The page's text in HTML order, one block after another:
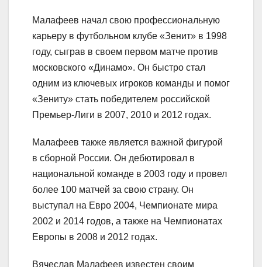
Малафеев начал свою профессиональную
карьеру в футбольном клубе «Зенит» в 1998
году, сыграв в своем первом матче против
московского «Динамо». Он быстро стал
одним из ключевых игроков команды и помог
«Зениту» стать победителем российской
Премьер-Лиги в 2007, 2010 и 2012 годах.
Малафеев также является важной фигурой
в сборной России. Он дебютировал в
национальной команде в 2003 году и провел
более 100 матчей за свою страну. Он
выступал на Евро 2004, Чемпионате мира
2002 и 2014 годов, а также на Чемпионатах
Европы в 2008 и 2012 годах.
Вячеслав Малафеев известен своим